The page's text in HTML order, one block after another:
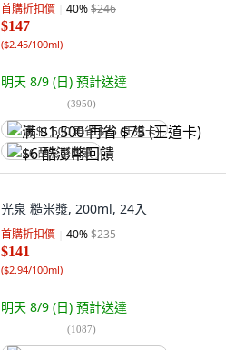
首購折扣價 40%$246
$147
($2.45/100ml)
明天 8/9 (日) 預計送達
(3950)
满 $1,500 再省 $75 (王道卡)
$6 酷澎幣回饋
光泉 糙米漿, 200ml, 24入
首購折扣價 40%$235
$141
($2.94/100ml)
明天 8/9 (日) 預計送達
(1087)